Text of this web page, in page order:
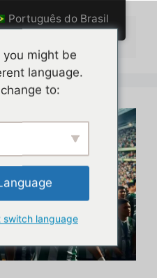
Menu
Português do Brasil
might be
language.
to:
switch language